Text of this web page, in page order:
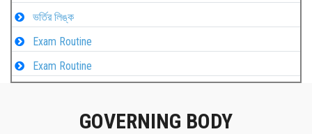
ভর্তির লিঙ্ক
Exam Routine
Exam Routine
GOVERNING BODY